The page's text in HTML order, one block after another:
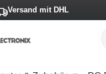
springen
Versand mit DHL